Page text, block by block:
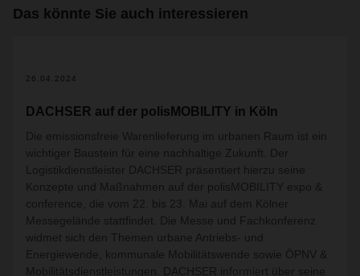
Das könnte Sie auch interessieren
26.04.2024
DACHSER auf der polisMOBILITY in Köln
Die emissionsfreie Warenlieferung im urbanen Raum ist ein
wichtiger Baustein für eine nachhaltige Zukunft. Der
Logistikdienstleister DACHSER präsentiert hierzu seine
Konzepte und Maßnahmen auf der polisMOBILITY expo &
conference, die vom 22. bis 23. Mai auf dem Kölner
Messegelände stattfindet. Die Messe und Fachkonferenz
widmet sich den Themen urbane Antriebs- und
Energiewende, kommunale Mobilitätswende sowie ÖPNV &
Mobilitätsdienstleistungen. DACHSER informiert über seine